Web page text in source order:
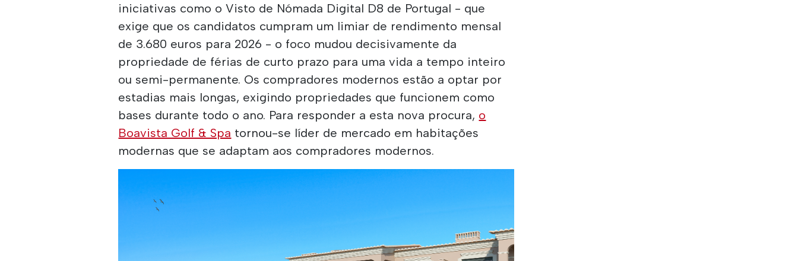
iniciativas como o Visto de Nómada Digital D8 de Portugal - que
exige que os candidatos cumpram um limiar de rendimento mensal
de 3.680 euros para 2026 - o foco mudou decisivamente da
propriedade de férias de curto prazo para uma vida a tempo inteiro
ou semi-permanente. Os compradores modernos estão a optar por
estadias mais longas, exigindo propriedades que funcionem como
bases durante todo o ano. Para responder a esta nova procura, o
Boavista Golf & Spa tornou-se líder de mercado em habitações
modernas que se adaptam aos compradores modernos.